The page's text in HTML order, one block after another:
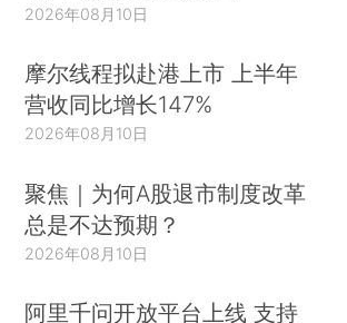
2026年08月10日
摩尔线程拟赴港上市 上半年
营收同比增长147%
2026年08月10日
聚焦｜为何A股退市制度改革
总是不达预期？
2026年08月10日
阿里千问开放平台上线 支持